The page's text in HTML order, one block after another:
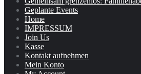
Geplante Events
Home
IMPRESSUM
Join Us
Kasse
Kontakt aufnehmen
Mein Konto